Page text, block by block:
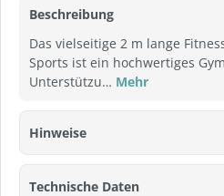
Beschreibung
Das vielseitige 2 m lange
Sports ist ein hochwertiges
Unterstützu… Mehr
Hinweise
Technische Daten